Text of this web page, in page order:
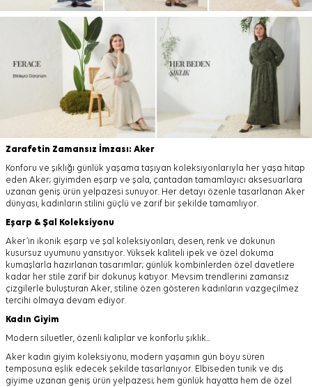
Zarafetin Zamansız İmzası: Aker
Konforu ve şıklığı günlük yaşama taşıyan koleksiyonlarıyla her yaşa hitap
eden Aker; giyimden eşarp ve şala, çantadan tamamlayıcı aksesuarlara
uzanan geniş ürün yelpazesi sunuyor. Her detayı özenle tasarlanan Aker
dünyası, kadınların stilini güçlü ve zarif bir şekilde tamamlıyor.
Eşarp & Şal Koleksiyonu
Aker’in ikonik eşarp ve şal koleksiyonları, desen, renk ve dokunun
kusursuz uyumunu yansıtıyor. Yüksek kaliteli ipek ve özel dokuma
kumaşlarla hazırlanan tasarımlar; günlük kombinlerden özel davetlere
kadar her stile zarif bir dokunuş katıyor. Mevsim trendlerini zamansız
çizgilerle buluşturan Aker, stiline özen gösteren kadınların vazgeçilmez
tercihi olmaya devam ediyor.
Kadın Giyim
Modern siluetler, özenli kalıplar ve konforlu şıklık...
Aker kadın giyim koleksiyonu, modern yaşamın gün boyu süren
temposuna eşlik edecek şekilde tasarlanıyor. Elbiseden tunik ve dış
giyime uzanan geniş ürün yelpazesi; hem günlük hayatta hem de özel